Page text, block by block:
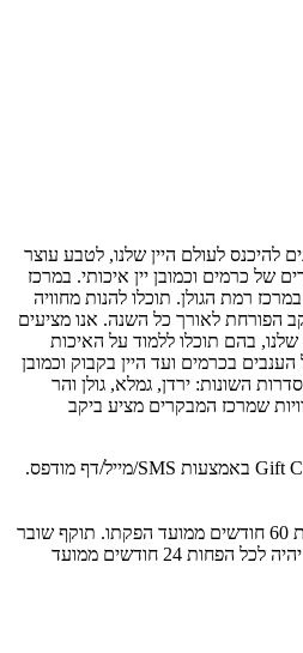
להיכנס לעולם היין שלנו, לטבע עוצר
של כרמים וכמובן יין איכותי. במרכז
רמת הגולן. תוכלו להנות מחוויה
הפורחת לאורך כל השנה. אנו מציעים
שלנו, בהם תוכלו ללמוד על האיכות
בכרמים ועד היין בקבוק וכמובן
השונות: ירדן, גמלא, גולן והר
שמרכז המבקרים מציע ביקב
למימוש יש להציג את קוד ה-Gift Card באמצעות SMS/מייל/דף מודפס.
תוקף שובר כספי הינו לכל הפחות 60 חודשים ממועד הפקתו. תוקף שובר
לרכישת מוצר או שירות מסויים יהיה לכל הפחות 24 חודשים ממועד